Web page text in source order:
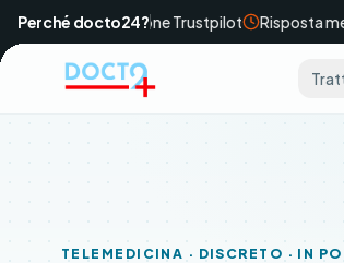
Vai al contenuto principale
Perché docto24?
Valutazione Trustpilot Risposta
TELEMEDICINA · DISCRETO · IN